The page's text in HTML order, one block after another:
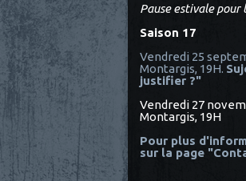
Pause estivale pour
Saison 17
Vendredi 25
Montargis, 19H.
justifier ?"
Vendredi 27
Montargis, 19H
Pour plus
sur la page